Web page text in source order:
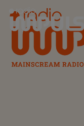
Radio Impuls